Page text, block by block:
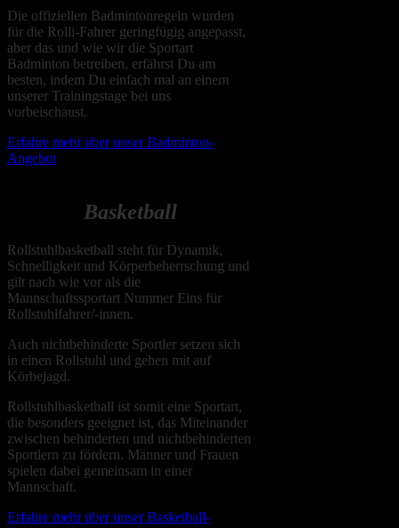
Die offiziellen Badmintonregeln wurden
für die Rolli-Fahrer geringfügig angepasst,
aber das und wie wir die Sportart
Badminton betreiben, erfährst Du am
besten, indem Du einfach mal an einem
unserer Trainingstage bei uns
vorbeischaust.
Erfahre mehr über unser Badminton-
Angebot
Basketball
Rollstuhlbasketball steht für Dynamik,
Schnelligkeit und Körperbeherrschung und
gilt nach wie vor als die
Mannschaftssportart Nummer Eins für
Rollstuhlfahrer/-innen.
Auch nichtbehinderte Sportler setzen sich
in einen Rollstuhl und gehen mit auf
Körbejagd.
Rollstuhlbasketball ist somit eine Sportart,
die besonders geeignet ist, das Miteinander
zwischen behinderten und nichtbehinderten
Sportlern zu fördern. Männer und Frauen
spielen dabei gemeinsam in einer
Mannschaft.
Erfahre mehr über unser Basketball-